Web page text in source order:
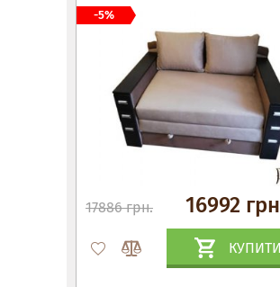
17886 грн. 16992
КУПИТИ
-5%